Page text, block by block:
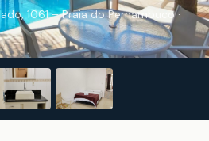
1061 – Praia do Pernambuco ·